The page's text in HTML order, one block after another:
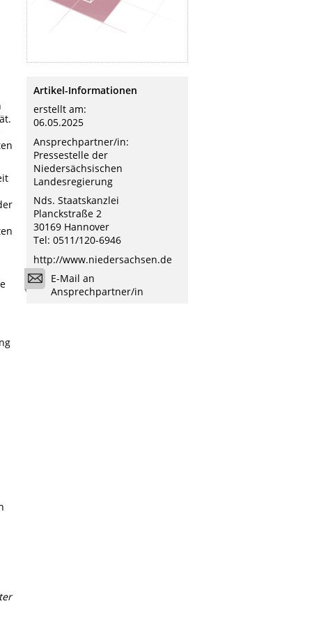
Artikel-Informationen
erstellt am:
06.05.2025
Ansprechpartner/in:
Pressestelle der
Niedersächsischen
Landesregierung
Nds. Staatskanzlei
Planckstraße 2
30169 Hannover
Tel: 0511/120-6946
http://www.niedersachsen.de
E-Mail an
Ansprechpartner/in